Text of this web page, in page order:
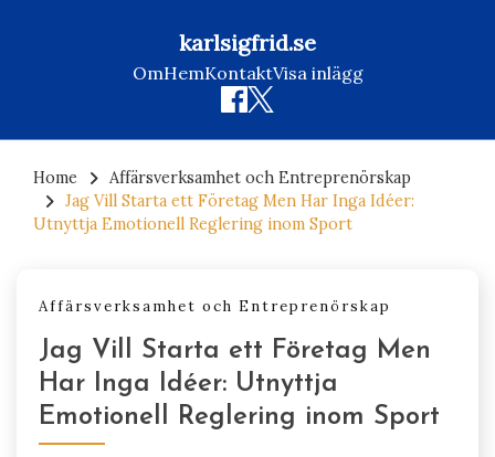
karlsigfrid.se
OmHemKontaktVisa inlägg
content
Home
Affärsverksamhet och Entreprenörskap
Jag Vill Starta ett Företag Men Har Inga Idéer:
Utnyttja Emotionell Reglering inom Sport
Affärsverksamhet och Entreprenörskap
Jag Vill Starta ett Företag Men
Har Inga Idéer: Utnyttja
Emotionell Reglering inom Sport